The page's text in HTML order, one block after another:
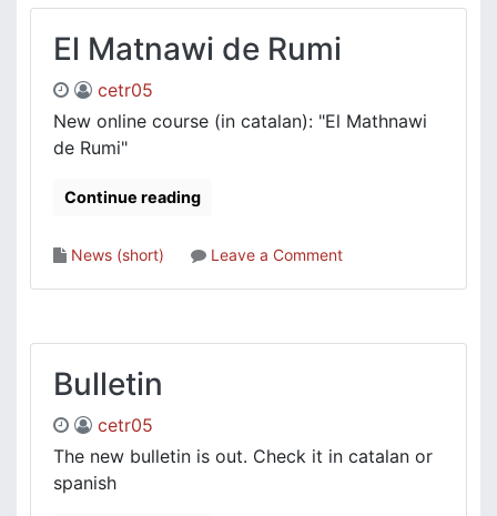
la
El Matnawi de Rumi
cetr05
New online course (in catalan): "El Mathnawi
de Rumi"
Continue reading
News (short) Leave a Commenton
Rumi
Bulletin
cetr05
The new bulletin is out. Check it in catalan or
spanish